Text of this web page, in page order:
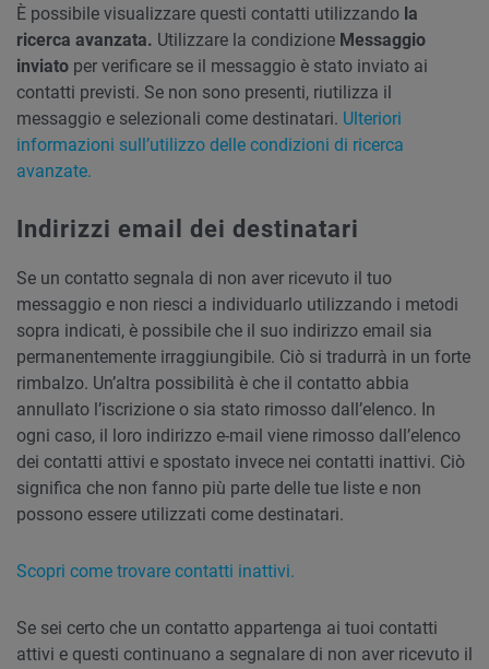
È possibile visualizzare questi contatti utilizzando la
ricerca avanzata. Utilizzare la condizione Messaggio
inviato per verificare se il messaggio è stato inviato ai
contatti previsti. Se non sono presenti, riutilizza il
messaggio e selezionali come destinatari. Ulteriori
informazioni sull’utilizzo delle condizioni di ricerca
avanzate.
Indirizzi email dei destinatari
Se un contatto segnala di non aver ricevuto il tuo
messaggio e non riesci a individuarlo utilizzando i metodi
sopra indicati, è possibile che il suo indirizzo email sia
permanentemente irraggiungibile. Ciò si tradurrà in un forte
rimbalzo. Un’altra possibilità è che il contatto abbia
annullato l’iscrizione o sia stato rimosso dall’elenco. In
ogni caso, il loro indirizzo e-mail viene rimosso dall’elenco
dei contatti attivi e spostato invece nei contatti inattivi. Ciò
significa che non fanno più parte delle tue liste e non
possono essere utilizzati come destinatari.
Scopri come trovare contatti inattivi.
Se sei certo che un contatto appartenga ai tuoi contatti
attivi e questi continuano a segnalare di non aver ricevuto il